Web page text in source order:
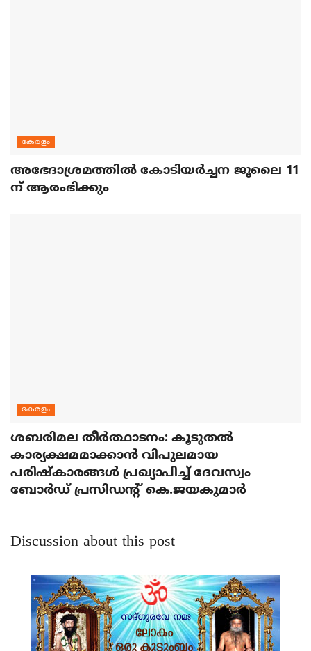
കേരളം
അഭേദാശ്രമത്തില്‍ കോടിയര്‍ച്ചന ജൂലൈ 11
ന് ആരംഭിക്കും
കേരളം
ശബരിമല തീര്‍ത്ഥാടനം: കൂടുതല്‍
കാര്യക്ഷമമാക്കാന്‍ വിപുലമായ
പരിഷ്‌കാരങ്ങള്‍ പ്രഖ്യാപിച്ച് ദേവസ്വം
ബോര്‍ഡ് പ്രസിഡന്റ് കെ.ജയകുമാര്‍
Discussion about this post